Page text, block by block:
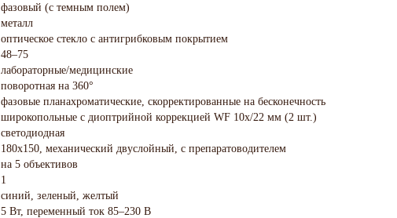
фазовый (с темным полем)
металл
оптическое стекло с антигрибковым покрытием
48–75
лабораторные/медицинские
поворотная на 360°
фазовые планахроматические, скорректированные на бесконечность
широкопольные с диоптрийной коррекцией WF 10х/22 мм (2 шт.)
светодиодная
180х150, механический двуслойный, с препаратоводителем
на 5 объективов
1
синий, зеленый, желтый
5 Вт, переменный ток 85–230 В